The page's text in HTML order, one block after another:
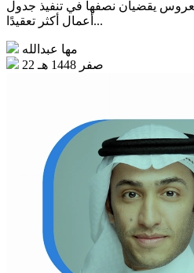
يقضيان نصفها في تنفيذ جدول
أعمال أكثر تعقيدًا...
مها عبدالله
22 صفر 1448 هـ